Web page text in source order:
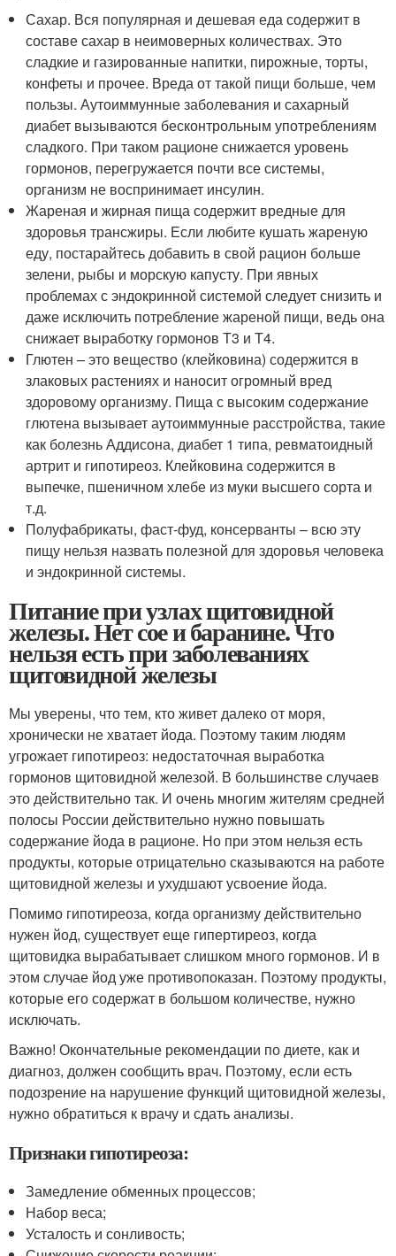
Сахар. Вся популярная и дешевая еда содержит в
составе сахар в неимоверных количествах. Это
сладкие и газированные напитки, пирожные, торты,
конфеты и прочее. Вреда от такой пищи больше, чем
пользы. Аутоиммунные заболевания и сахарный
диабет вызываются бесконтрольным употреблениям
сладкого. При таком рационе снижается уровень
гормонов, перегружается почти все системы,
организм не воспринимает инсулин.
Жареная и жирная пища содержит вредные для
здоровья трансжиры. Если любите кушать жареную
еду, постарайтесь добавить в свой рацион больше
зелени, рыбы и морскую капусту. При явных
проблемах с эндокринной системой следует снизить и
даже исключить потребление жареной пищи, ведь она
снижает выработку гормонов Т3 и Т4.
Глютен – это вещество (клейковина) содержится в
злаковых растениях и наносит огромный вред
здоровому организму. Пища с высоким содержание
глютена вызывает аутоиммунные расстройства, такие
как болезнь Аддисона, диабет 1 типа, ревматоидный
артрит и гипотиреоз. Клейковина содержится в
выпечке, пшеничном хлебе из муки высшего сорта и
т.д.
Полуфабрикаты, фаст-фуд, консерванты – всю эту
пищу нельзя назвать полезной для здоровья человека
и эндокринной системы.
Питание при узлах щитовидной
железы. Нет сое и баранине. Что
нельзя есть при заболеваниях
щитовидной железы
Мы уверены, что тем, кто живет далеко от моря,
хронически не хватает йода. Поэтому таким людям
угрожает гипотиреоз: недостаточная выработка
гормонов щитовидной железой. В большинстве случаев
это действительно так. И очень многим жителям средней
полосы России действительно нужно повышать
содержание йода в рационе. Но при этом нельзя есть
продукты, которые отрицательно сказываются на работе
щитовидной железы и ухудшают усвоение йода.
Помимо гипотиреоза, когда организму действительно
нужен йод, существует еще гипертиреоз, когда
щитовидка вырабатывает слишком много гормонов. И в
этом случае йод уже противопоказан. Поэтому продукты,
которые его содержат в большом количестве, нужно
исключать.
Важно! Окончательные рекомендации по диете, как и
диагноз, должен сообщить врач. Поэтому, если есть
подозрение на нарушение функций щитовидной железы,
нужно обратиться к врачу и сдать анализы.
Признаки гипотиреоза:
Замедление обменных процессов;
Набор веса;
Усталость и сонливость;